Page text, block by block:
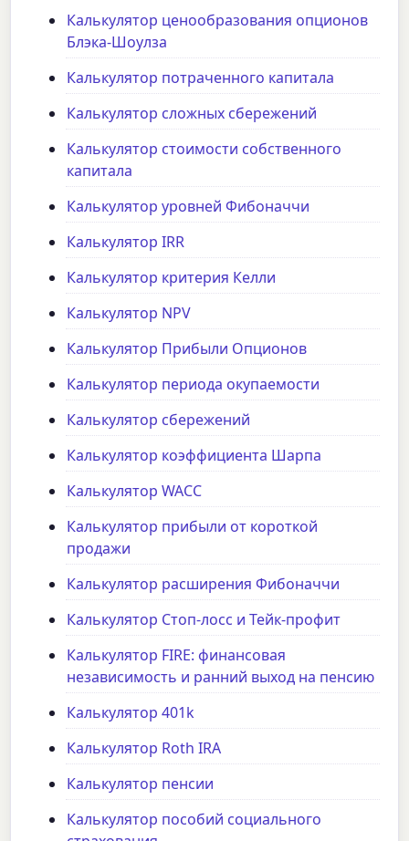
Калькулятор ценообразования опционов
Блэка-Шоулза
Калькулятор потраченного капитала
Калькулятор сложных сбережений
Калькулятор стоимости собственного
капитала
Калькулятор уровней Фибоначчи
Калькулятор IRR
Калькулятор критерия Келли
Калькулятор NPV
Калькулятор Прибыли Опционов
Калькулятор периода окупаемости
Калькулятор сбережений
Калькулятор коэффициента Шарпа
Калькулятор WACC
Калькулятор прибыли от короткой
продажи
Калькулятор расширения Фибоначчи
Калькулятор Стоп-лосс и Тейк-профит
Калькулятор FIRE: финансовая
независимость и ранний выход на пенсию
Калькулятор 401k
Калькулятор Roth IRA
Калькулятор пенсии
Калькулятор пособий социального